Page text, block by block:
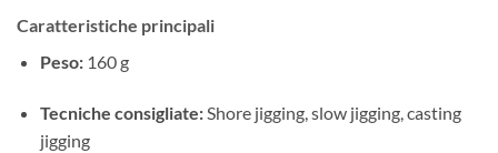
Caratteristiche principali
Peso:160 g
Tecniche consigliate:Shore jigging, slow jigging, casting
jigging